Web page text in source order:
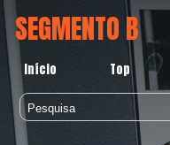
SEGMENTO B
Início Top